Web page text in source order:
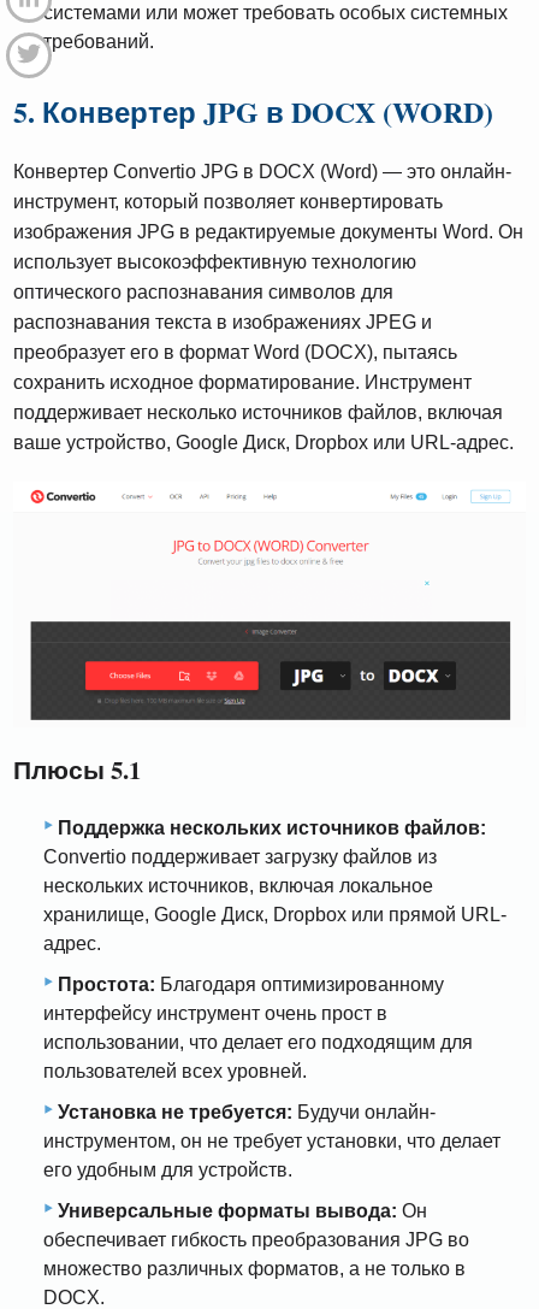
системами или может требовать особых системных
требований.
5. Конвертер JPG в DOCX (WORD)
Конвертер Convertio JPG в DOCX (Word) — это онлайн-
инструмент, который позволяет конвертировать
изображения JPG в редактируемые документы Word. Он
использует высокоэффективную технологию
оптического распознавания символов для
распознавания текста в изображениях JPEG и
преобразует его в формат Word (DOCX), пытаясь
сохранить исходное форматирование. Инструмент
поддерживает несколько источников файлов, включая
ваше устройство, Google Диск, Dropbox или URL-адрес.
Плюсы 5.1
Поддержка нескольких источников файлов:
Convertio поддерживает загрузку файлов из
нескольких источников, включая локальное
хранилище, Google Диск, Dropbox или прямой URL-
адрес.
Простота: Благодаря оптимизированному
интерфейсу инструмент очень прост в
использовании, что делает его подходящим для
пользователей всех уровней.
Установка не требуется: Будучи онлайн-
инструментом, он не требует установки, что делает
его удобным для устройств.
Универсальные форматы вывода: Он
обеспечивает гибкость преобразования JPG во
множество различных форматов, а не только в
DOCX.